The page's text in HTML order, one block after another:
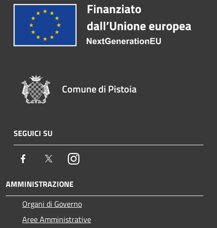
Comune di Pistoia
SEGUICI SU
Facebook TwitterInstagram
AMMINISTRAZIONE
Organi di Governo
Aree Amministrative